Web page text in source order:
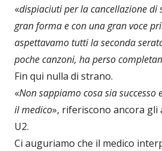
«dispiaciuti per la cancellazione di
gran forma e con una gran voce
aspettavamo tutti la seconda
poche canzoni, ha perso
Fin qui nulla di strano.
«Non sappiamo cosa sia
il medico», riferiscono ancora
U2.
Ci auguriamo che il medico